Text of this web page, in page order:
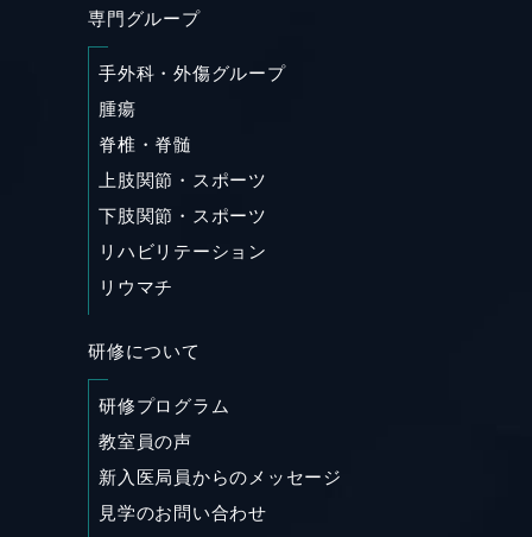
専門グループ
手外科・外傷グループ
腫瘍
脊椎・脊髄
上肢関節・スポーツ
下肢関節・スポーツ
リハビリテーション
リウマチ
研修について
研修プログラム
教室員の声
新入医局員からのメッセージ
見学のお問い合わせ